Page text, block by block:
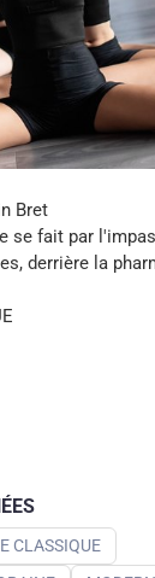
Bret
se fait par
derrière la
CLASSIQUE